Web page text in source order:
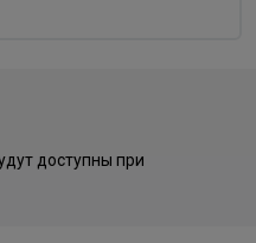
доступны при